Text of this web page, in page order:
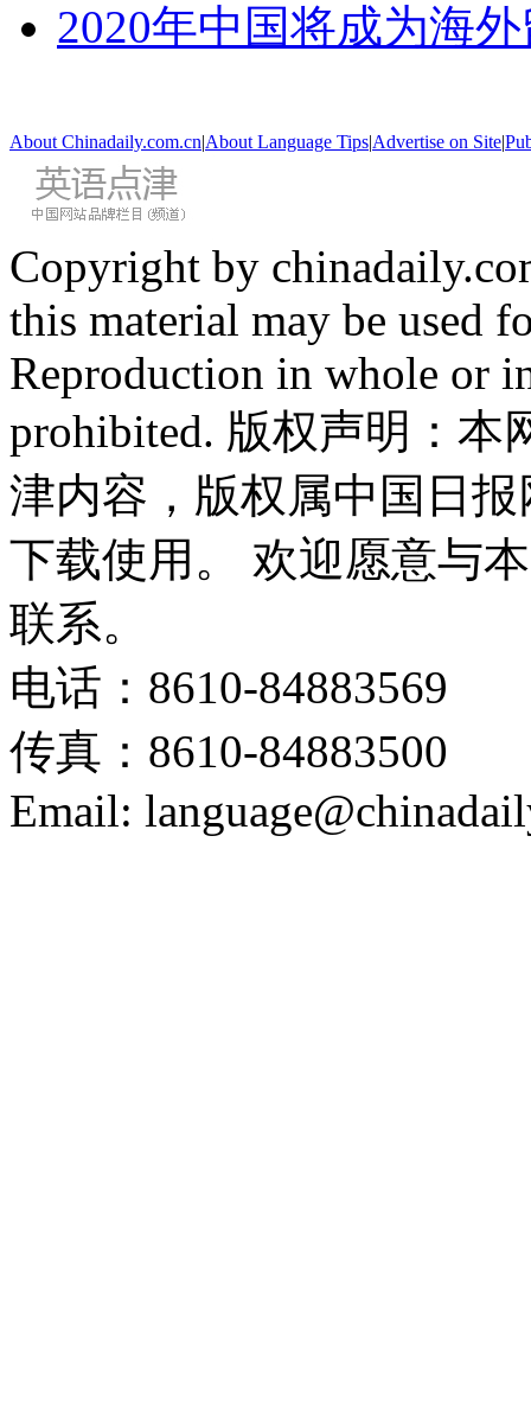
2020年中国将成为海
About Chinadaily.com.cn|About Language Tips|Advertise on Site|
Copyright by
this material may be used
Reproduction in whole or
prohibited. 版权声明：
津内容，版权属中国日
下载使用。 欢迎愿意与
联系。
电话：8610-84883569
传真：8610-84883500
Email: